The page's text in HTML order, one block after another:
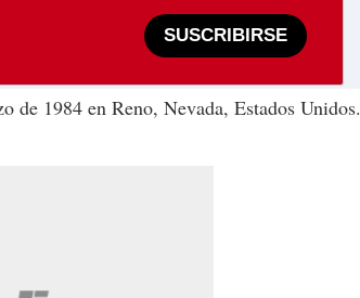
SUSCRIBIRSE
de 1984 en Reno, Nevada, Estados Unidos.